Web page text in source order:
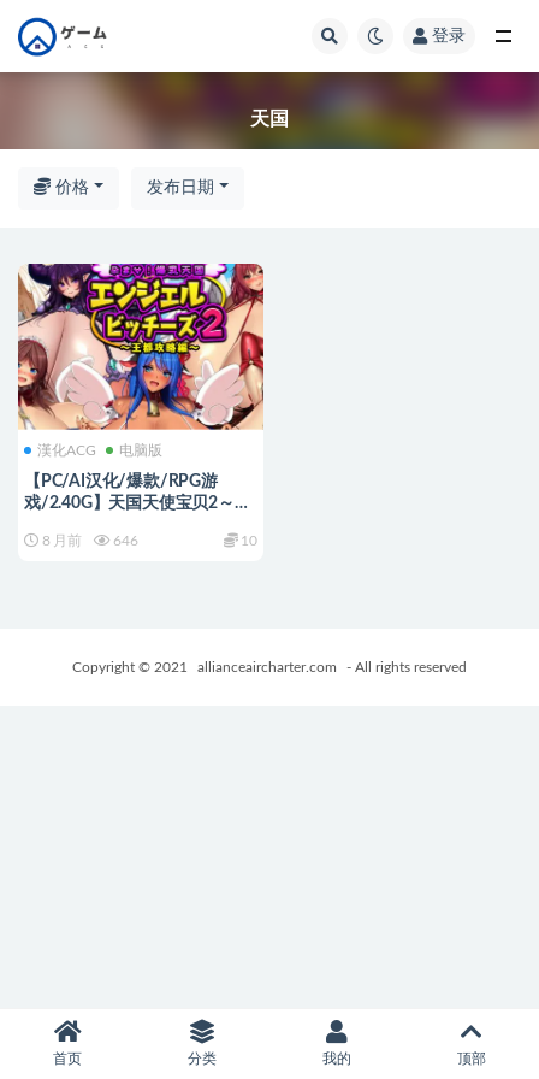
登录
天国
价格 发布日期
漢化ACG 电脑版
【PC/AI汉化/爆款/RPG游
戏/2.40G】天国天使宝贝2～
〜）Ver1.1 AI汉化版+全回想存
8 月前 646 10
Copyright © 2021 allianceaircharter.com - All rights reserved
首页 分类 我的 顶部